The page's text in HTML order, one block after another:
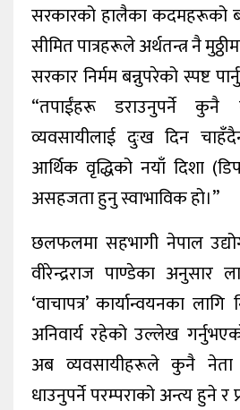
सरकारको हालैका कदमहरूको
सीमित पात्रहरूले अर्थतन्त्र नै
सरकार निर्मम बन्नुपरेको स्पष्ट
“तपाईंहरू डराउनुपर्ने
व्यवसायीलाई दुःख दिन
आर्थिक वृद्धिको नयाँ दिशा
असहजता हुनु स्वाभाविक हो।”
छलफलमा सहभागी नेपाल
वीरेन्द्रराज पाण्डेका अनुसार
‘वाचापत्र’ कार्यान्वयनका
अनिवार्य रहेको उल्लेख
अब व्यवसायीहरूले कुनै नेता
धाउनुपर्ने परम्पराको अन्त्य हुने र